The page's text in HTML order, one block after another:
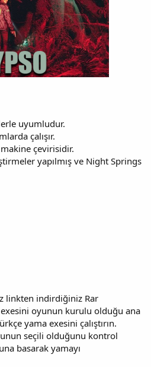
uyumludur.
çalışır.
çevirisidir.
yapılmış ve Night Springs
linkten indirdiğiniz Rar
exesini oyunun kurulu olduğu ana
yama exesini çalıştırın.
seçili olduğunu kontrol
basarak yamayı